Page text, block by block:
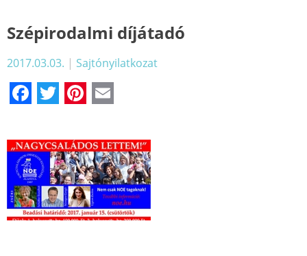
Szépirodalmi díjátadó
2017.03.03. | Sajtónyilatkozat
Facebook
TwitterPinterest